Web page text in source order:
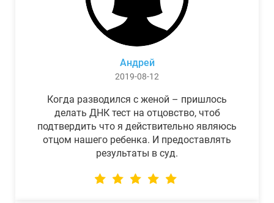
Андрей
2019-08-12
Когда разводился с женой – пришлось
делать ДНК тест на отцовство, чтоб
подтвердить что я действительно являюсь
отцом нашего ребенка. И предоставлять
результаты в суд.